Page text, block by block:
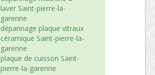
laver Saint-pierre-la-
garenne
dépannage plaque vitraux
céramique Saint-pierre-la-
garenne
plaque de cuisson Saint-
pierre-la-garenne